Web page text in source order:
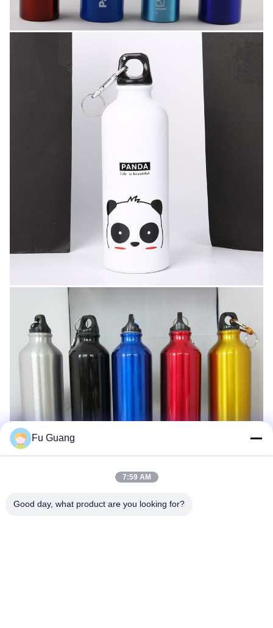
Fu Guang
7:59 AM
Good day, what product are you looking for?